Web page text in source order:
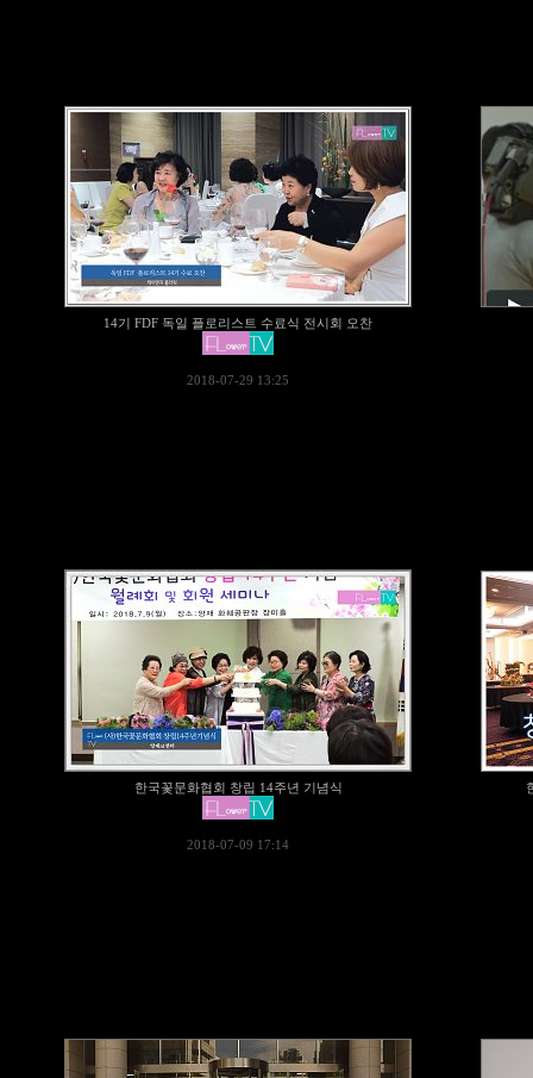
14기 FDF 독일 플로리스트 수료식 전시회 오찬
2018-07-29 13:25
한국꽃문화협회 창립 14주년 기념식
2018-07-09 17:14